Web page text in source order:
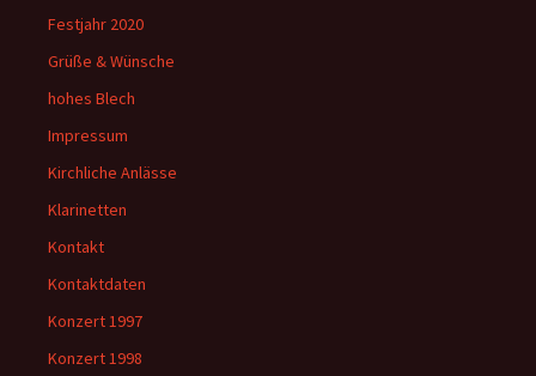
Festjahr 2020
Grüße & Wünsche
hohes Blech
Impressum
Kirchliche Anlässe
Klarinetten
Kontakt
Kontaktdaten
Konzert 1997
Konzert 1998